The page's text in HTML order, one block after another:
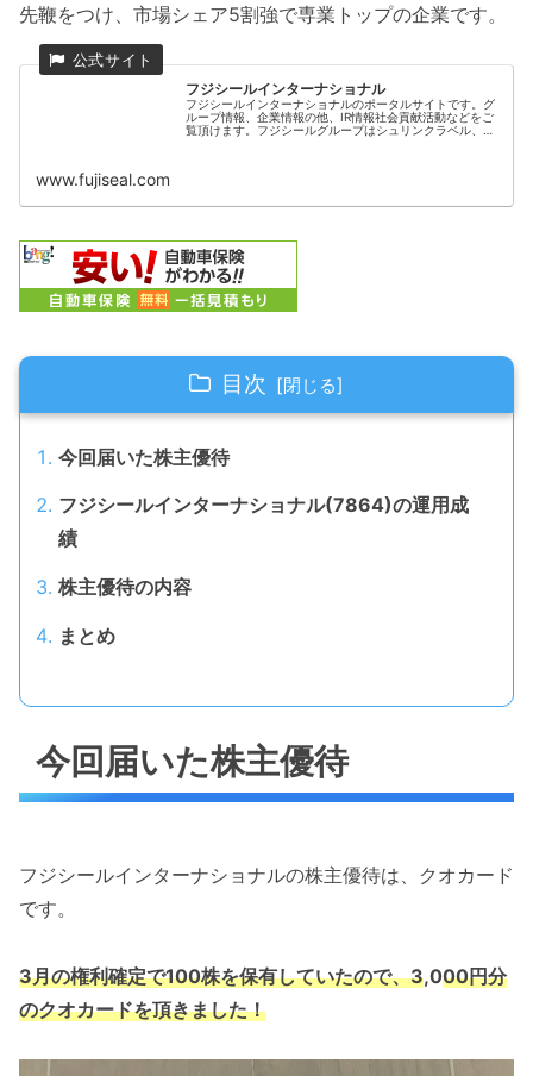
先鞭をつけ、市場シェア5割強で専業トップの企業です。
フジシールインターナショナル
フジシールインターナショナルのポータルサイトです。グ
ループ情報、企業情報の他、IR情報社会貢献活動などをご
覧頂けます。フジシールグループはシュリンクラベル、ソ
www.fujiseal.com
目次
今回届いた株主優待
フジシールインターナショナル(7864)の運用成
績
株主優待の内容
まとめ
今回届いた株主優待
フジシールインターナショナルの株主優待は、クオカード
です。
3月の権利確定で100株を保有していたので、3,000円分
のクオカードを頂きました！